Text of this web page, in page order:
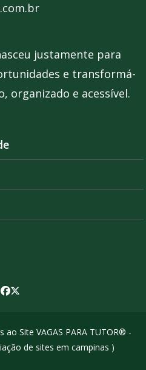
justamente para
e transformá-
organizado e acessível.
Site VAGAS PARA TUTOR® -
de sites em campinas )